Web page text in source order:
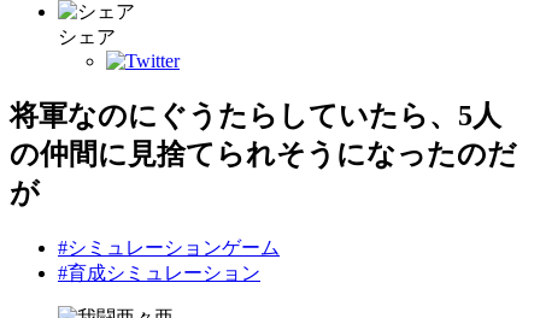
シェア
将軍なのにぐうたらしていたら、5人
の仲間に見捨てられそうになったのだ
が
#シミュレーションゲーム
#育成シミュレーション